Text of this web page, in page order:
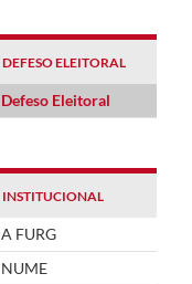
DEFESO ELEITORAL
Defeso Eleitoral
INSTITUCIONAL
A FURG
NUME